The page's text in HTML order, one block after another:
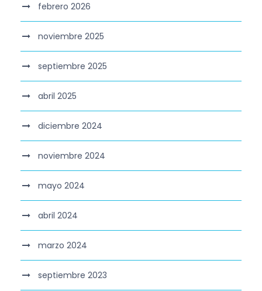
febrero 2026
noviembre 2025
septiembre 2025
abril 2025
diciembre 2024
noviembre 2024
mayo 2024
abril 2024
marzo 2024
septiembre 2023